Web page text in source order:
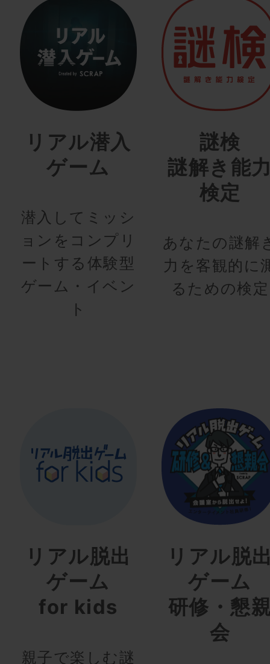
リアル潜入
ゲーム
潜入してミッシ
ョンをコンプリ
ートする体験型
ゲーム・イベン
ト
謎検
謎解き能
検定
あなたの謎解
力を客観的に
るための検定
リアル脱出
ゲーム
for kids
親子で楽しむ謎
リアル脱
ゲーム
研修・懇
会